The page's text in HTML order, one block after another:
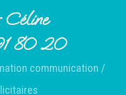
Céline
80 20
communication /